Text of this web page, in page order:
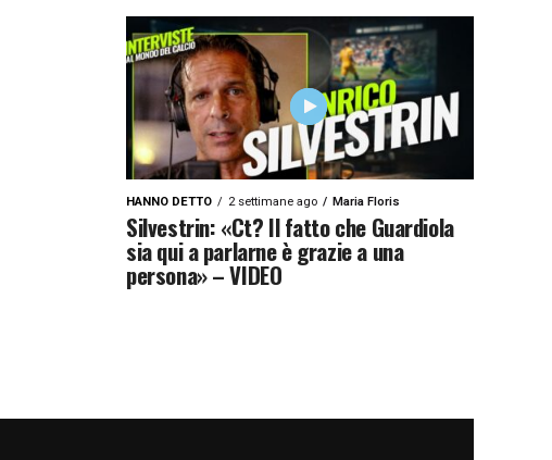
HANNO DETTO 2 settimane ago Maria Floris
Silvestrin: «Ct? Il fatto che Guardiola
sia qui a parlarne è grazie a una
persona» – VIDEO